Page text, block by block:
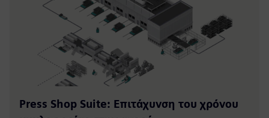
Press Shop Suite: Επιτάχυνση του χρόνου